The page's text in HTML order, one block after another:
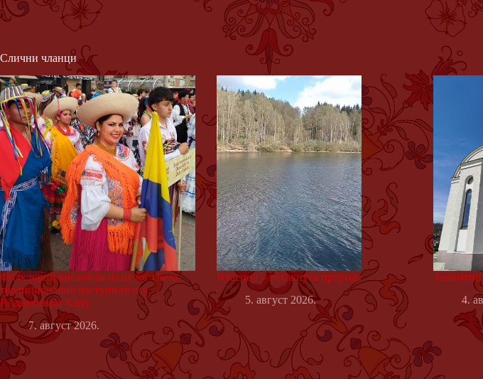
Слични чланци
Фолклорни ансамбли из целог света
традиционално наступили и у
Владичином Хану
7. август 2026.
Власина – нетакнута природа
5. август 2026.
4.